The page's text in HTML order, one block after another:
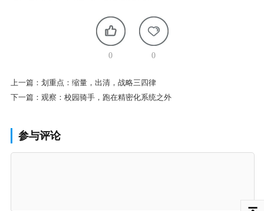
0 0
上一篇： 划重点：缩量，出清，战略三四律
下一篇： 观察：校园骑手，跑在精密化系统之外
参与评论